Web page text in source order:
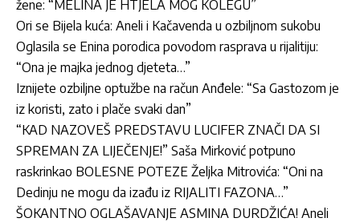
žene: “MELINA JE HTJELA MOG KOLEGU”
Ori se Bijela kuća: Aneli i Kačavenda u ozbiljnom sukobu
Oglasila se Enina porodica povodom rasprava u rijalitiju:
“Ona je majka jednog djeteta…”
Iznijete ozbiljne optužbe na račun Anđele: “Sa Gastozom je
iz koristi, zato i plače svaki dan”
“KAD NAZOVEŠ PREDSTAVU LUCIFER ZNAČI DA SI
SPREMAN ZA LIJEČENJE!” Saša Mirković potpuno
raskrinkao BOLESNE POTEZE Željka Mitrovića: “Oni na
Dedinju ne mogu da izađu iz RIJALITI FAZONA…”
ŠOKANTNO OGLAŠAVANJE ASMINA DURDŽIĆA! Aneli